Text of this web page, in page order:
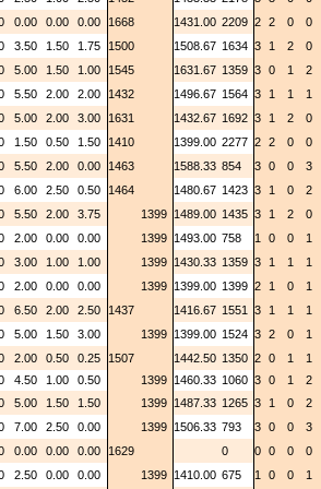
0.00 0.00 0.00 1668 1431.00 2209 2 2 0 0
3.50 1.50 1.75 1500 1508.67 1634 3 1 2 0
5.00 1.50 1.00 1545 1631.67 1359 3 0 1 2
5.50 2.00 2.00 1432 1496.67 1564 3 1 1 1
5.00 2.00 3.00 1631 1432.67 1692 3 1 2 0
1.50 0.50 1.50 1410 1399.00 2277 2 2 0 0
5.50 2.00 0.00 1463 1588.33 854 3 0 0 3
6.00 2.50 0.50 1464 1480.67 1423 3 1 0 2
5.50 2.00 3.75 1399 1489.00 1435 3 1 2 0
2.00 0.00 0.00 1399 1493.00 758 1 0 0 1
3.00 1.00 1.00 1399 1430.33 1359 3 1 1 1
2.00 0.00 0.00 1399 1399.00 1399 2 1 0 1
6.50 2.00 2.50 1437 1416.67 1551 3 1 1 1
5.00 1.50 3.00 1399 1399.00 1524 3 2 0 1
2.00 0.50 0.25 1507 1442.50 1350 2 0 1 1
4.50 1.00 0.50 1399 1460.33 1060 3 0 1 2
5.00 1.50 1.50 1399 1487.33 1265 3 1 0 2
7.00 2.50 0.00 1399 1506.33 793 3 0 0 3
0.00 0.00 0.00 1629 0 0 0 0 0
2.50 0.00 0.00 1399 1410.00 675 1 0 0 1